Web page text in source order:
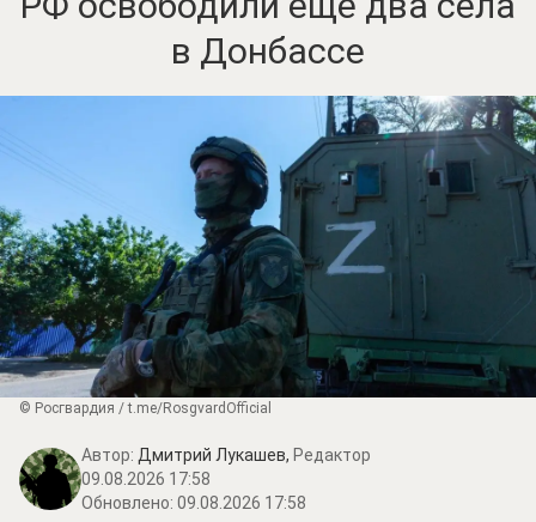
в Донбассе
© Росгвардия / t.me/RosgvardOfficial
Автор: Дмитрий Лукашев, Редактор
09.08.2026 17:58
Обновлено: 09.08.2026 17:58